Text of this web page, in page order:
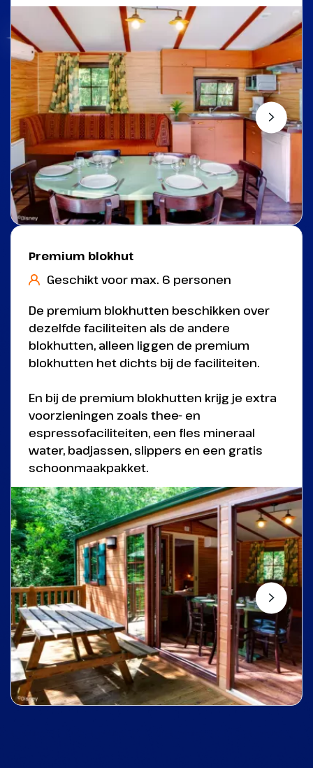
Premium blokhut
Geschikt voor max. 6 personen
De premium blokhutten beschikken over
dezelfde faciliteiten als de andere
blokhutten, alleen liggen de premium
blokhutten het dichts bij de faciliteiten.
En bij de premium blokhutten krijg je extra
voorzieningen zoals thee- en
espressofaciliteiten, een fles mineraal
water, badjassen, slippers en een gratis
schoonmaakpakket.